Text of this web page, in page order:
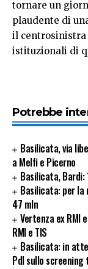
tornare un
plaudente di
il
istituzionali di
Potrebbe
Basilicata, via
a Melfi e Picerno
Basilicata,
Basilicata: per la
47 mln
Vertenza ex RMI
RMI e TIS
Basilicata: in
Pdl sullo screening